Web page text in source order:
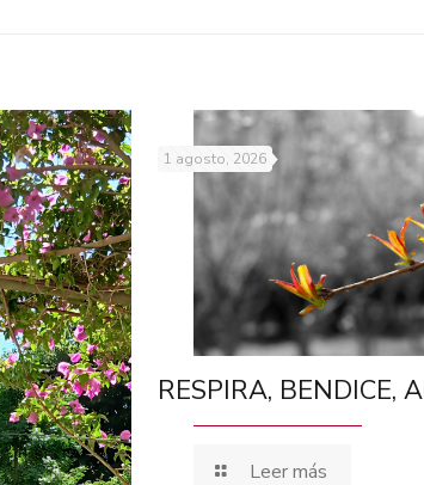
1 agosto, 2026
RESPIRA, BENDICE,
Leer más